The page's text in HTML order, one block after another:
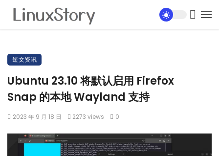
短文资讯
Ubuntu 23.10 将默认启用 Firefox
Snap 的本地 Wayland 支持
2023 年 9 月 18 日 2273 views 0